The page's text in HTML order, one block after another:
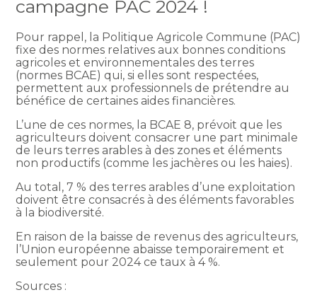
campagne PAC 2024 !
Pour rappel, la Politique Agricole Commune (PAC)
fixe des normes relatives aux bonnes conditions
agricoles et environnementales des terres
(normes BCAE) qui, si elles sont respectées,
permettent aux professionnels de prétendre au
bénéfice de certaines aides financières.
L’une de ces normes, la BCAE 8, prévoit que les
agriculteurs doivent consacrer une part minimale
de leurs terres arables à des zones et éléments
non productifs (comme les jachères ou les haies).
Au total, 7 % des terres arables d’une exploitation
doivent être consacrés à des éléments favorables
à la biodiversité.
En raison de la baisse de revenus des agriculteurs,
l’Union européenne abaisse temporairement et
seulement pour 2024 ce taux à 4 %.
Sources :